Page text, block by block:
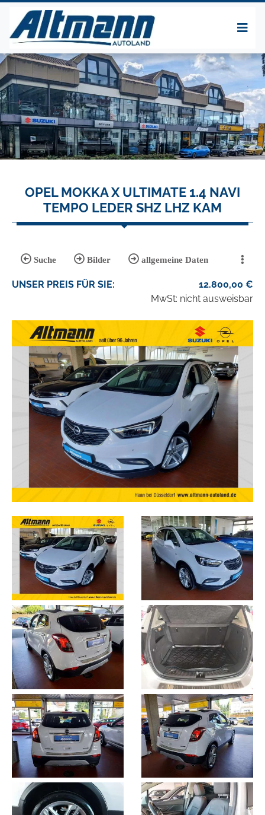
OPEL MOKKA X ULTIMATE 1.4 NAVI
TEMPO LEDER SHZ LHZ KAM
Suche Bilder allgemeine Daten
UNSER PREIS FÜR SIE: 12.800,00 €
MwSt: nicht ausweisbar